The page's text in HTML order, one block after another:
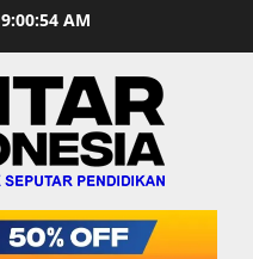
9:00:54 AM